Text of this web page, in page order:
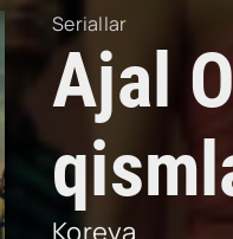
Seriallar
Ajal
Koreya